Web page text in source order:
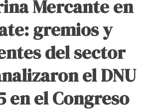
Mercante en
gremios y
del sector
el DNU
en el Congreso